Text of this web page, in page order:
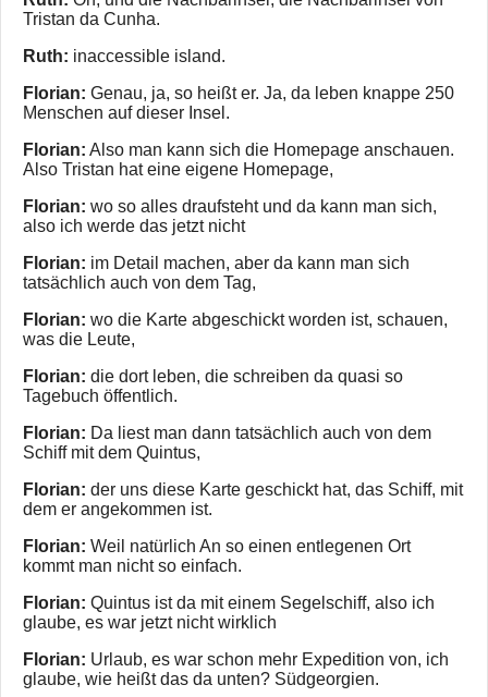
Tristan da Cunha.
Ruth: inaccessible island.
Florian: Genau, ja, so heißt er. Ja, da leben knappe 250
Menschen auf dieser Insel.
Florian: Also man kann sich die Homepage anschauen.
Also Tristan hat eine eigene Homepage,
Florian: wo so alles draufsteht und da kann man sich,
also ich werde das jetzt nicht
Florian: im Detail machen, aber da kann man sich
tatsächlich auch von dem Tag,
Florian: wo die Karte abgeschickt worden ist, schauen,
was die Leute,
Florian: die dort leben, die schreiben da quasi so
Tagebuch öffentlich.
Florian: Da liest man dann tatsächlich auch von dem
Schiff mit dem Quintus,
Florian: der uns diese Karte geschickt hat, das Schiff, mit
dem er angekommen ist.
Florian: Weil natürlich An so einen entlegenen Ort
kommt man nicht so einfach.
Florian: Quintus ist da mit einem Segelschiff, also ich
glaube, es war jetzt nicht wirklich
Florian: Urlaub, es war schon mehr Expedition von, ich
glaube, wie heißt das da unten? Südgeorgien.